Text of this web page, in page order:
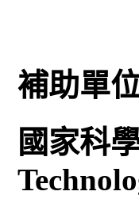
補助單
國家科